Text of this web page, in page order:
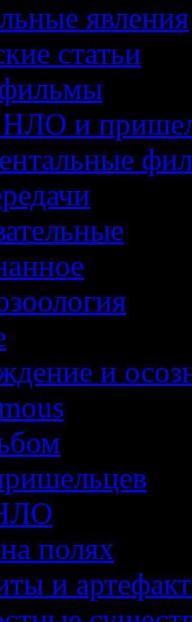
явления
статьи
НЛО и
и
полях
и